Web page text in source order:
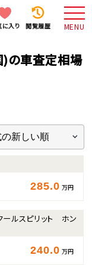
に入り 閲覧履歴 MENU
の車査定相場
285.0 万円
ルスピリット ホン
240.0 万円